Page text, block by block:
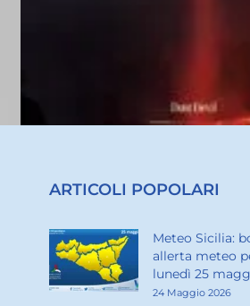
ARTICOLI POPOLARI
Meteo Sicilia:
allerta meteo
lunedì 25
24 Maggio 2026